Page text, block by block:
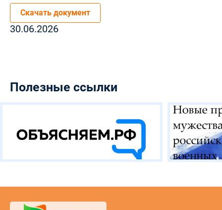
Скачать документ
30.06.2026
Полезные ссылки